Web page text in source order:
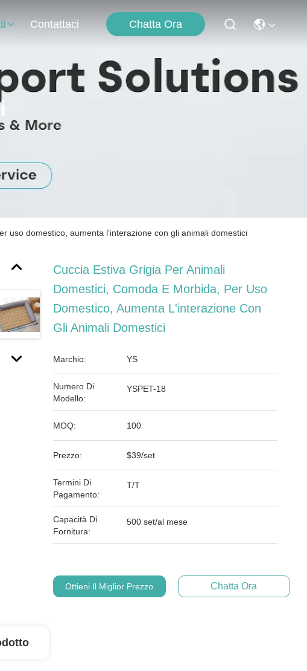
Contattaci Chatta Ora
uso domestico, aumenta l'interazione con gli animali domestici
Cuccia Estiva Grigia Per Animali
Domestici, Comoda E Morbida, Per Uso
Domestico, Aumenta L'interazione Con
Gli Animali Domestici
Marchio: YS
Numero Di
Modello:
YSPET-18
MOQ: 100
Prezzo: $39/set
Termini Di
Pagamento:
T/T
Capacità Di
Fornitura:
500 set/al mese
Ottieni Il Miglior Prezzo Chatta Ora